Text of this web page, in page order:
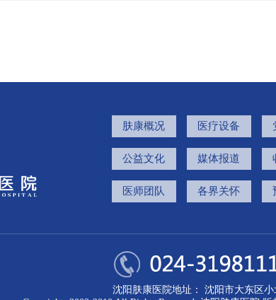
肤康概况 医疗设备
公益文化 媒体报道
医师团队 各界关怀
沈阳肤康医院地址： 沈阳市大东区小